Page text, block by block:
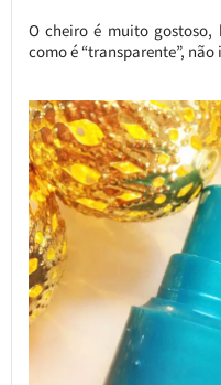
O cheiro é muito gostoso,
como é “transparente”,